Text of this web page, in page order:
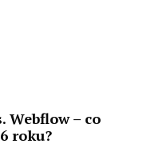
Webflow – co
roku?